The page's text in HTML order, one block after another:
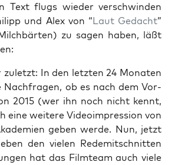
Text flugs wie­der ver­schwin­den
und Alex von “Laut Gedacht”
zu sagen haben, läßt
zuletzt: In den letz­ten 24 Mona­ten
Nach­fra­gen, ob es nach dem Vor­
2015 (wer ihn noch nicht kennt,
eine wei­te­re Video­im­pres­si­on von
geben wer­de. Nun, jetzt
den vie­len Rede­mit­schnit­ten
hat das Film­team auch vie­le